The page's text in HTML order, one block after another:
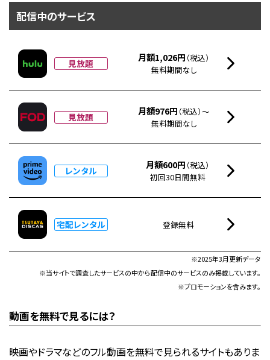
配信中のサービス
見放題 月額1,026円 （税込）
無料期間なし
見放題 月額976円 （税込）～
無料期間なし
レンタル 月額600円 （税込）
初回30日間無料
宅配レンタル 登録無料
※2025年3月更新データ
※当サイトで調査したサービスの中から配信中のサービスのみ掲載しています。
※プロモーションを含みます。
動画を無料で見るには？
映画やドラマなどのフル動画を無料で見られるサイトもありま